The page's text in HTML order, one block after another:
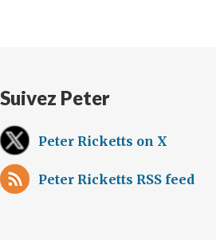
Suivez Peter
Peter Ricketts on X
Peter Ricketts RSS feed